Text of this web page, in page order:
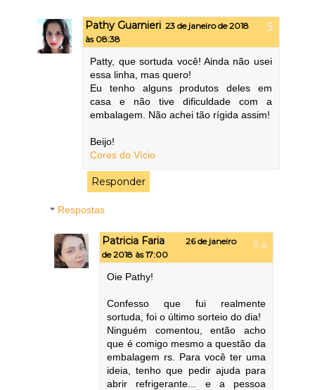
Pathy Guarnieri 23 de janeiro de 2018
às 08:38
Patty, que sortuda você! Ainda não usei
essa linha, mas quero!
Eu tenho alguns produtos deles em
casa e não tive dificuldade com a
embalagem. Não achei tão rígida assim!
Beijo!
Cores do Vício
Responder
Respostas
Patricia Faria
26 de janeiro
de 2018 às 17:00
Oie Pathy!
Confesso que fui realmente
sortuda, foi o último sorteio do dia!
Ninguém comentou, então acho
que é comigo mesmo a questão da
embalagem rs. Para você ter uma
ideia, tenho que pedir ajuda para
abrir refrigerante... e a pessoa